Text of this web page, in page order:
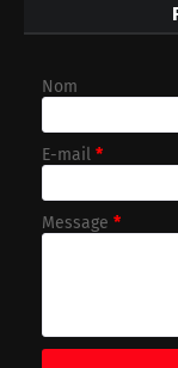
Nom
E-mail *
Message *